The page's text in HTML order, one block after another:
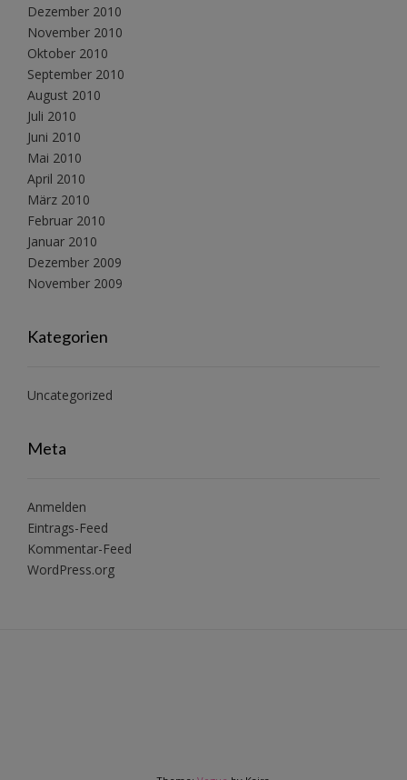
Dezember 2010
November 2010
Oktober 2010
September 2010
August 2010
Juli 2010
Juni 2010
Mai 2010
April 2010
März 2010
Februar 2010
Januar 2010
Dezember 2009
November 2009
Kategorien
Uncategorized
Meta
Anmelden
Eintrags-Feed
Kommentar-Feed
WordPress.org